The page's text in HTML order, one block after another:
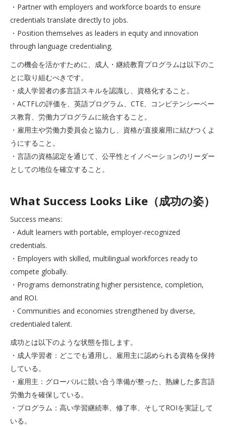
・Partner with employers and workforce boards to ensure
credentials translate directly to jobs.
・Position themselves as leaders in equity and innovation
through language credentialing.
この機会を活かすために、成人・継続教育プログラムは以下のこ
とに取り組むべきです。
・成人学習者の多言語スキルを認識し、資格化すること。
・ACTFLの評価を、英語プログラム、CTE、コンピテンシーベー
ス教育、労働力プログラムに統合すること。
・雇用主や労働力委員会と協力し、資格が直接雇用に結びつくよ
うにすること。
・言語の資格認定を通じて、公平性とイノベーションのリーダー
としての地位を確立すること。
What Success Looks Like（成功の姿）
Success means:
・Adult learners with portable, employer-recognized
credentials.
・Employers with skilled, multilingual workforces ready to
compete globally.
・Programs demonstrating higher persistence, completion,
and ROI.
・Communities and economies strengthened by diverse,
credentialed talent.
成功とは以下のような状態を指します。
・成人学習者：どこでも通用し、雇用主に認められる資格を保持
している。
・雇用主：グローバルに競い合う準備が整った、熟練した多言語
労働力を確保している。
・プログラム：高い学習継続率、修了率、そしてROIを実証して
いる。